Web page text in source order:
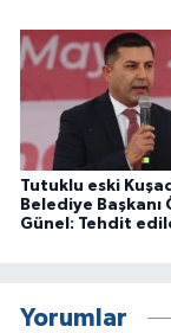
Tutuklu eski
Belediye Başkanı
Günel: Tehdit
Yorumlar